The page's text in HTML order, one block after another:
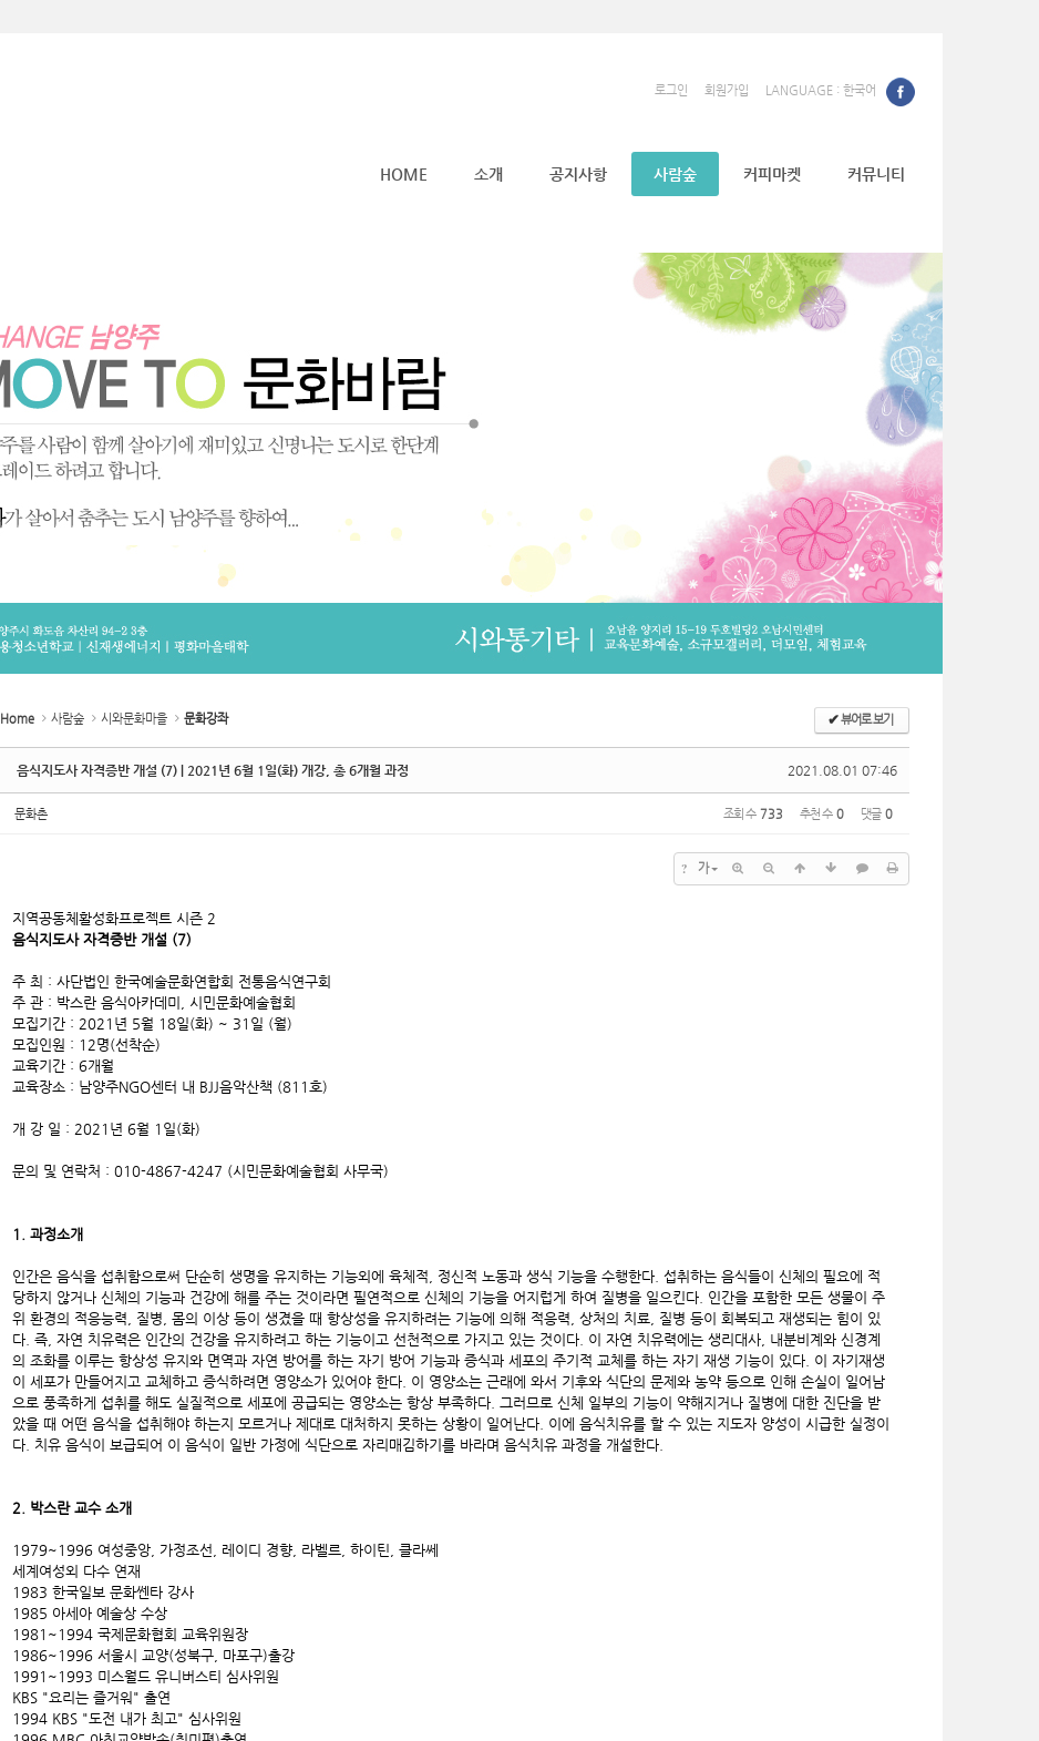
로그인 회원가입 LANGUAGE : 한국어
HOME 소개 공지사항 사람숲 커피마켓 커뮤니티
Home 사람숲 시와문화마을 문화강좌 ✔뷰어로 보기
2021.08.01 07:46
음식지도사 자격증반 개설 (7) | 2021년 6월 1일(화) 개강, 총 6개월 과정
문화촌 조회 수 733 추천 수 0 댓글 0
? 가
지역공동체활성화프로젝트 시즌 2
음식지도사 자격증반 개설 (7)
주 최 : 사단법인 한국예술문화연합회 전통음식연구회
주 관 : 박스란 음식아카데미, 시민문화예술협회
모집기간 : 2021년 5월 18일(화) ~ 31일 (월)
모집인원 : 12명(선착순)
교육기간 : 6개월
교육장소 : 남양주NGO센터 내 BJJ음악산책 (811호)
개 강 일 : 2021년 6월 1일(화)
문의 및 연락처 : 010-4867-4247 (시민문화예술협회 사무국)
1. 과정소개
인간은 음식을 섭취함으로써 단순히 생명을 유지하는 기능외에 육체적, 정신적 노동과 생식 기능을 수행한다. 섭취하는 음식들이 신체의 필요에 적
당하지 않거나 신체의 기능과 건강에 해를 주는 것이라면 필연적으로 신체의 기능을 어지럽게 하여 질병을 일으킨다. 인간을 포함한 모든 생물이 주
위 환경의 적응능력, 질병, 몸의 이상 등이 생겼을 때 항상성을 유지하려는 기능에 의해 적응력, 상처의 치료, 질병 등이 회복되고 재생되는 힘이 있
다. 즉, 자연 치유력은 인간의 건강을 유지하려고 하는 기능이고 선천적으로 가지고 있는 것이다. 이 자연 치유력에는 생리대사, 내분비계와 신경계
의 조화를 이루는 항상성 유지와 면역과 자연 방어를 하는 자기 방어 기능과 증식과 세포의 주기적 교체를 하는 자기 재생 기능이 있다. 이 자기재생
이 세포가 만들어지고 교체하고 증식하려면 영양소가 있어야 한다. 이 영양소는 근래에 와서 기후와 식단의 문제와 농약 등으로 인해 손실이 일어남
으로 풍족하게 섭취를 해도 실질적으로 세포에 공급되는 영양소는 항상 부족하다. 그러므로 신체 일부의 기능이 약해지거나 질병에 대한 진단을 받
았을 때 어떤 음식을 섭취해야 하는지 모르거나 제대로 대처하지 못하는 상황이 일어난다. 이에 음식치유를 할 수 있는 지도자 양성이 시급한 실정이
다. 치유 음식이 보급되어 이 음식이 일반 가정에 식단으로 자리매김하기를 바라며 음식치유 과정을 개설한다.
2. 박스란 교수 소개
1979~1996 여성중앙, 가정조선, 레이디 경향, 라벨르, 하이틴, 클라쎄
세계여성외 다수 연재
1983 한국일보 문화쎈타 강사
1985 아세아 예술상 수상
1981~1994 국제문화협회 교육위원장
1986~1996 서울시 교양(성북구, 마포구)출강
1991~1993 미스월드 유니버스티 심사위원
KBS "요리는 즐거워" 출연
1994 KBS "도전 내가 최고" 심사위원